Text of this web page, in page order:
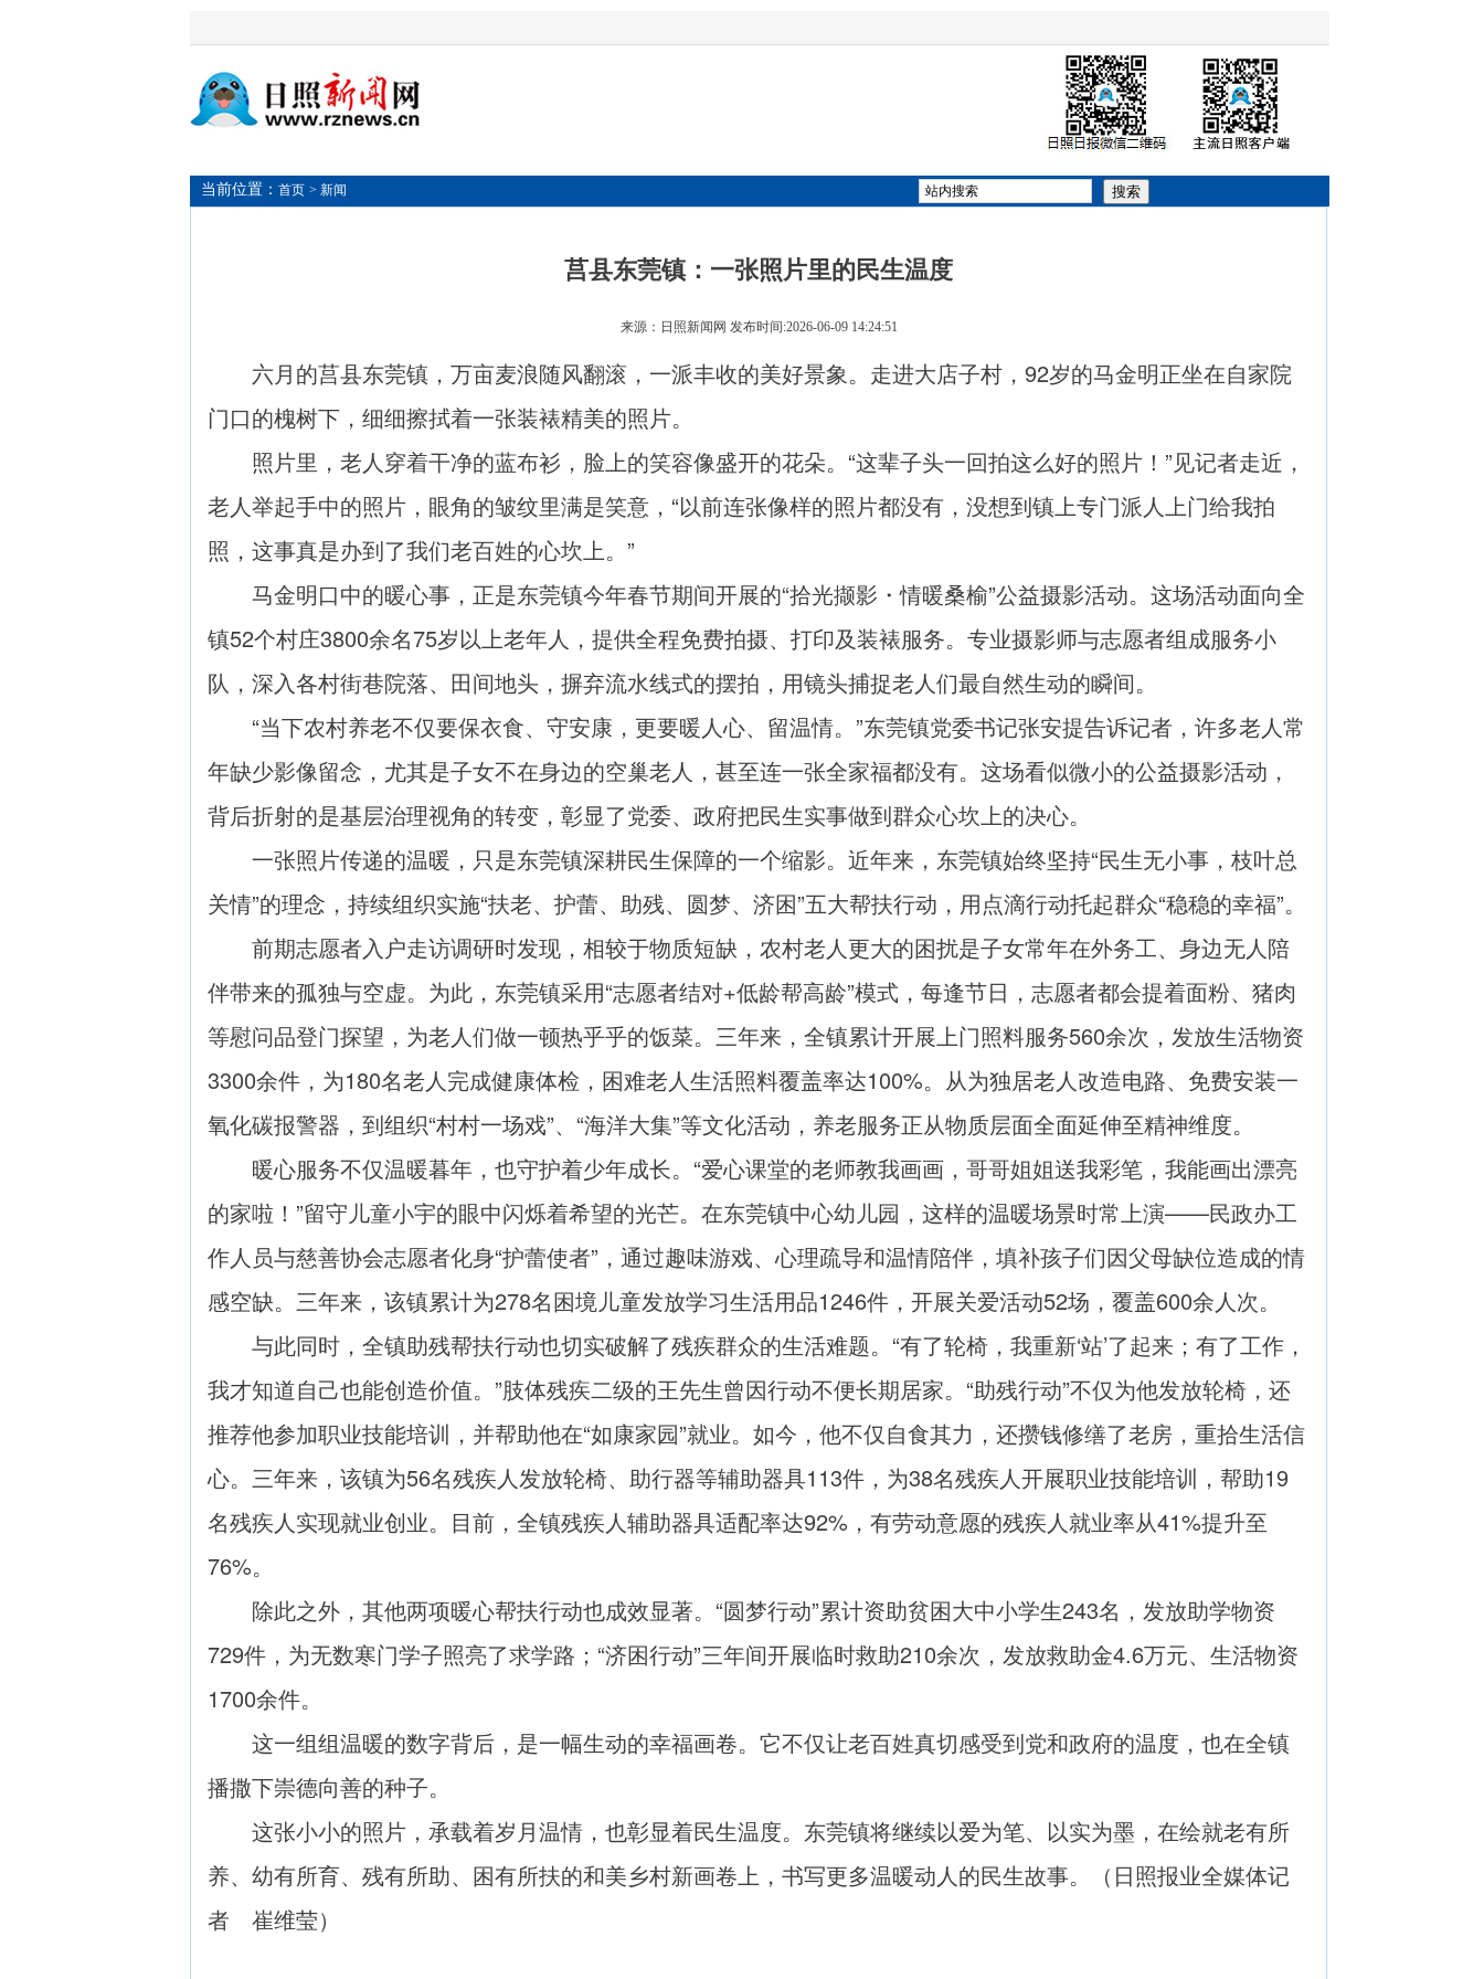
当前位置： 首页 > 新闻 搜索
莒县东莞镇：一张照片里的民生温度
来源：日照新闻网 发布时间:2026-06-09 14:24:51
六月的莒县东莞镇，万亩麦浪随风翻滚，一派丰收的美好景象。走进大店子村，92岁的马金明正坐在自家院
门口的槐树下，细细擦拭着一张装裱精美的照片。
照片里，老人穿着干净的蓝布衫，脸上的笑容像盛开的花朵。“这辈子头一回拍这么好的照片！”见记者走近，
老人举起手中的照片，眼角的皱纹里满是笑意，“以前连张像样的照片都没有，没想到镇上专门派人上门给我拍
照，这事真是办到了我们老百姓的心坎上。”
马金明口中的暖心事，正是东莞镇今年春节期间开展的“拾光撷影・情暖桑榆”公益摄影活动。这场活动面向全
镇52个村庄3800余名75岁以上老年人，提供全程免费拍摄、打印及装裱服务。专业摄影师与志愿者组成服务小
队，深入各村街巷院落、田间地头，摒弃流水线式的摆拍，用镜头捕捉老人们最自然生动的瞬间。
“当下农村养老不仅要保衣食、守安康，更要暖人心、留温情。”东莞镇党委书记张安提告诉记者，许多老人常
年缺少影像留念，尤其是子女不在身边的空巢老人，甚至连一张全家福都没有。这场看似微小的公益摄影活动，
背后折射的是基层治理视角的转变，彰显了党委、政府把民生实事做到群众心坎上的决心。
一张照片传递的温暖，只是东莞镇深耕民生保障的一个缩影。近年来，东莞镇始终坚持“民生无小事，枝叶总
关情”的理念，持续组织实施“扶老、护蕾、助残、圆梦、济困”五大帮扶行动，用点滴行动托起群众“稳稳的幸福”。
前期志愿者入户走访调研时发现，相较于物质短缺，农村老人更大的困扰是子女常年在外务工、身边无人陪
伴带来的孤独与空虚。为此，东莞镇采用“志愿者结对+低龄帮高龄”模式，每逢节日，志愿者都会提着面粉、猪肉
等慰问品登门探望，为老人们做一顿热乎乎的饭菜。三年来，全镇累计开展上门照料服务560余次，发放生活物资
3300余件，为180名老人完成健康体检，困难老人生活照料覆盖率达100%。从为独居老人改造电路、免费安装一
氧化碳报警器，到组织“村村一场戏”、“海洋大集”等文化活动，养老服务正从物质层面全面延伸至精神维度。
暖心服务不仅温暖暮年，也守护着少年成长。“爱心课堂的老师教我画画，哥哥姐姐送我彩笔，我能画出漂亮
的家啦！”留守儿童小宇的眼中闪烁着希望的光芒。在东莞镇中心幼儿园，这样的温暖场景时常上演——民政办工
作人员与慈善协会志愿者化身“护蕾使者”，通过趣味游戏、心理疏导和温情陪伴，填补孩子们因父母缺位造成的情
感空缺。三年来，该镇累计为278名困境儿童发放学习生活用品1246件，开展关爱活动52场，覆盖600余人次。
与此同时，全镇助残帮扶行动也切实破解了残疾群众的生活难题。“有了轮椅，我重新‘站’了起来；有了工作，
我才知道自己也能创造价值。”肢体残疾二级的王先生曾因行动不便长期居家。“助残行动”不仅为他发放轮椅，还
推荐他参加职业技能培训，并帮助他在“如康家园”就业。如今，他不仅自食其力，还攒钱修缮了老房，重拾生活信
心。三年来，该镇为56名残疾人发放轮椅、助行器等辅助器具113件，为38名残疾人开展职业技能培训，帮助19
名残疾人实现就业创业。目前，全镇残疾人辅助器具适配率达92%，有劳动意愿的残疾人就业率从41%提升至
76%。
除此之外，其他两项暖心帮扶行动也成效显著。“圆梦行动”累计资助贫困大中小学生243名，发放助学物资
729件，为无数寒门学子照亮了求学路；“济困行动”三年间开展临时救助210余次，发放救助金4.6万元、生活物资
1700余件。
这一组组温暖的数字背后，是一幅生动的幸福画卷。它不仅让老百姓真切感受到党和政府的温度，也在全镇
播撒下崇德向善的种子。
这张小小的照片，承载着岁月温情，也彰显着民生温度。东莞镇将继续以爱为笔、以实为墨，在绘就老有所
养、幼有所育、残有所助、困有所扶的和美乡村新画卷上，书写更多温暖动人的民生故事。（ 日照报业全媒体记
者 崔维莹）